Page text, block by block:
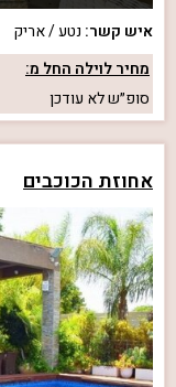
איש קשר: נטע / אריק
מחיר לוילה החל מ:
סופ״שלא עודכן
אחוזת הכוכבים